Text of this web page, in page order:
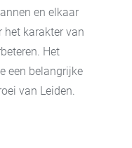
en elkaar
het karakter van
Het
een belangrijke
van Leiden.